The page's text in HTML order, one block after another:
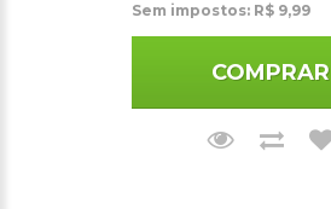
Sem impostos: R$ 9,99
COMPRAR